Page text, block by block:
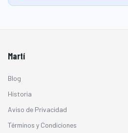
Martí
Blog
Historia
Aviso de Privacidad
Términos y Condiciones